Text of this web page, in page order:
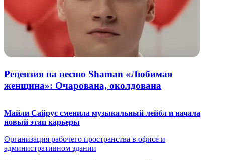
Рецензия на песню Shaman «Любимая
женщина»: Очарована, околдована
Майли Сайрус сменила музыкальный лейбл и начала
новый этап карьеры
Организация рабочего пространства в офисе и
административном здании